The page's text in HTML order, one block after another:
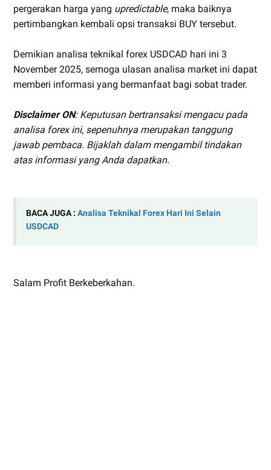
pergerakan harga yang upredictable, maka baiknya
pertimbangkan kembali opsi transaksi BUY tersebut.
Demikian analisa teknikal forex USDCAD hari ini 3
November 2025, semoga ulasan analisa market ini dapat
memberi informasi yang bermanfaat bagi sobat trader.
Disclaimer ON: Keputusan bertransaksi mengacu pada
analisa forex ini, sepenuhnya merupakan tanggung
jawab pembaca. Bijaklah dalam mengambil tindakan
atas informasi yang Anda dapatkan.
BACA JUGA : Analisa Teknikal Forex Hari Ini Selain
USDCAD
Salam Profit Berkeberkahan.